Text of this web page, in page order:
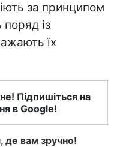
за принципом
із
їх
Підпишіться на
в Google!
де вам зручно!